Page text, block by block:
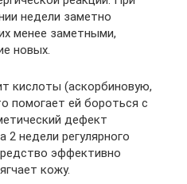
недели заметно
менее заметными,
новых.
кислоты (аскорбиновую,
помогает ей бороться с
дефект
2 недели регулярного
эффективно
кожу.